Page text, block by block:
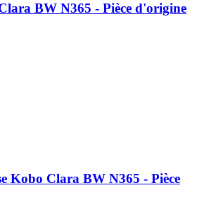
BW N365 - Pièce d'origine
Kobo Clara BW N365 - Pièce